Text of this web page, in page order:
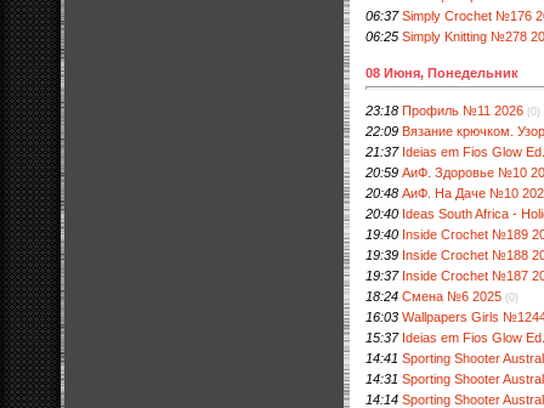
06:37 Simply Crochet №176
06:25 Simply Knitting №278
08 Июня, Понедельник
23:18 Профиль №11 2026 (0)
22:09 Вязание крючком.
21:37 Ideias em Fios Glow
20:59 АиФ. Здоровье №10
20:48 АиФ. На Даче №10
20:40 Ideas South Africa -
19:40 Inside Crochet №189
19:39 Inside Crochet №188
19:37 Inside Crochet №187
18:24 Смена №6 2025 (0)
16:03 Wallpapers Girls
15:37 Ideias em Fios Glow
14:41 Sporting Shooter
14:31 Sporting Shooter
14:14 Sporting Shooter